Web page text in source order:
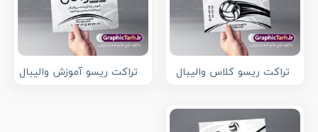
تراکت ریسو کلاس والیبال تراکت ریسو آموزش والیبال